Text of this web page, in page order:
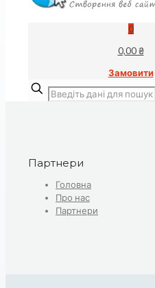
0
0,00 ₴
Замовити
Партнери
Головна
Про нас
Партнери